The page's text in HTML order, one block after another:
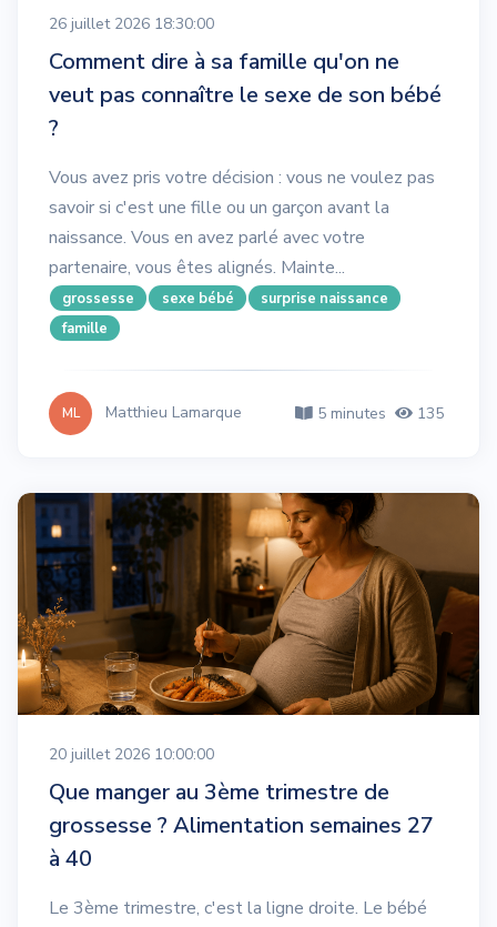
26 juillet 2026 18:30:00
Comment dire à sa famille qu'on ne
veut pas connaître le sexe de son bébé
?
Vous avez pris votre décision : vous ne voulez pas
savoir si c'est une fille ou un garçon avant la
naissance. Vous en avez parlé avec votre
partenaire, vous êtes alignés. Mainte...
grossesse sexe bébé
surprise naissance
famille
ML Matthieu Lamarque 5 minutes 135
20 juillet 2026 10:00:00
Que manger au 3ème trimestre de
grossesse ? Alimentation semaines 27
à 40
Le 3ème trimestre, c'est la ligne droite. Le bébé